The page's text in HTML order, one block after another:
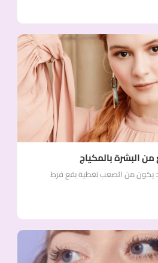
البشرة بالمكياج
يكون من الصعب تغطية بقع فرط